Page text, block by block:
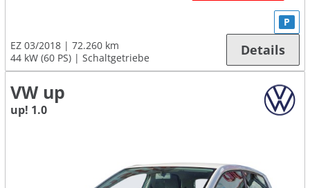
EZ 03/2018
72.260 km
44 kW (60 PS)
Schaltgetriebe
P
Details
VW up
up! 1.0